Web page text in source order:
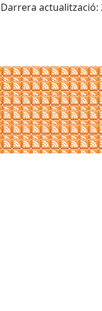
Darrera actualització: